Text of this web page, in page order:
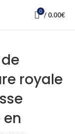
0 / 0.00€
royale